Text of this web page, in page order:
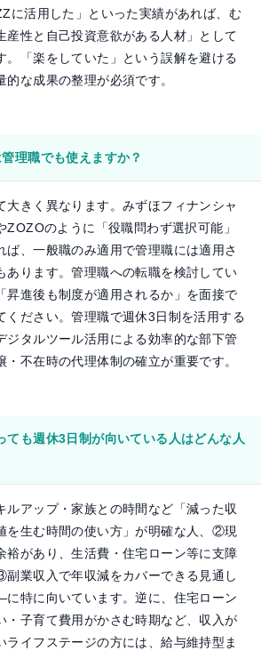
に活用した」といった実績があれば、む
産性と自己投資意欲がある人材」として
。「楽をしていた」という誤解を避ける
的な成果の整理が必須です。
理職でも使えますか？
大きく異なります。みずほフィナンシャ
ZOZOのように「役職問わず選択可能」
ば、一般職のみ適用で管理職には適用さ
あります。管理職への転職を検討してい
昇進後も制度が適用されるか」を面接で
ください。管理職で週休3日制を活用する
ジタルツール活用による効率的な部下管
・不在時の代理体制の確立が重要です。
ても週休3日制が向いている人はどんな人
アップ・家族との時間など「減った収
を生む時間の使い方」が明確な人、②現
裕があり、生活費・住宅ローン等に支障
業収入で年収減をカバーできる見通し
特に向いています。逆に、住宅ローン
・子育て費用がかさむ時期など、収入が
ライフステージの方には、給与維持型ま